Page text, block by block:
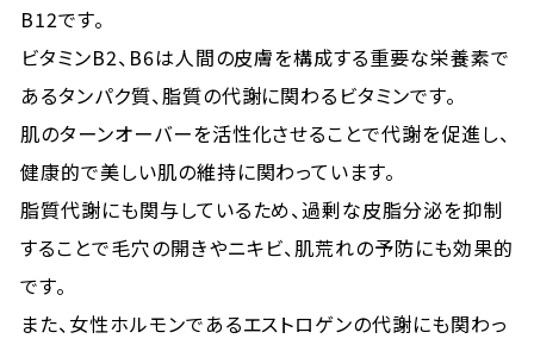
B12です。
ビタミンB2、B6は人間の皮膚を構成する重要な栄養素で
あるタンパク質、脂質の代謝に関わるビタミンです。
肌のターンオーバーを活性化させることで代謝を促進し、
健康的で美しい肌の維持に関わっています。
脂質代謝にも関与しているため、過剰な皮脂分泌を抑制
することで毛穴の開きやニキビ、肌荒れの予防にも効果的
です。
また、女性ホルモンであるエストロゲンの代謝にも関わっ